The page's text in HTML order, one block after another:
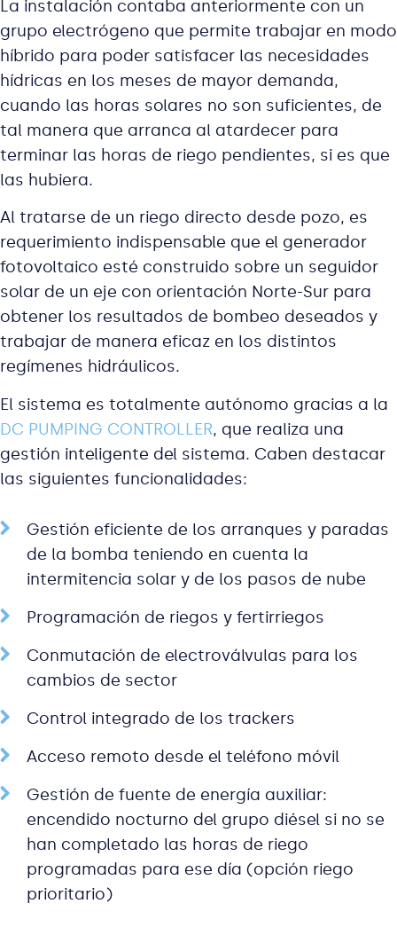
La instalación contaba anteriormente con un
grupo electrógeno que permite trabajar en modo
híbrido para poder satisfacer las necesidades
hídricas en los meses de mayor demanda,
cuando las horas solares no son suficientes, de
tal manera que arranca al atardecer para
terminar las horas de riego pendientes, si es que
las hubiera.
Al tratarse de un riego directo desde pozo, es
requerimiento indispensable que el generador
fotovoltaico esté construido sobre un seguidor
solar de un eje con orientación Norte-Sur para
obtener los resultados de bombeo deseados y
trabajar de manera eficaz en los distintos
regímenes hidráulicos.
El sistema es totalmente autónomo gracias a la
DC PUMPING CONTROLLER, que realiza una
gestión inteligente del sistema. Caben destacar
las siguientes funcionalidades:
Gestión eficiente de los arranques y paradas
de la bomba teniendo en cuenta la
intermitencia solar y de los pasos de nube
Programación de riegos y fertirriegos
Conmutación de electroválvulas para los
cambios de sector
Control integrado de los trackers
Acceso remoto desde el teléfono móvil
Gestión de fuente de energía auxiliar:
encendido nocturno del grupo diésel si no se
han completado las horas de riego
programadas para ese día (opción riego
prioritario)